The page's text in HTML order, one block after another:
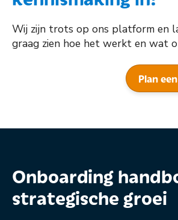
Wij zijn trots op ons platform en
graag zien hoe het werkt en wat
Plan
Onboarding
strategische groei